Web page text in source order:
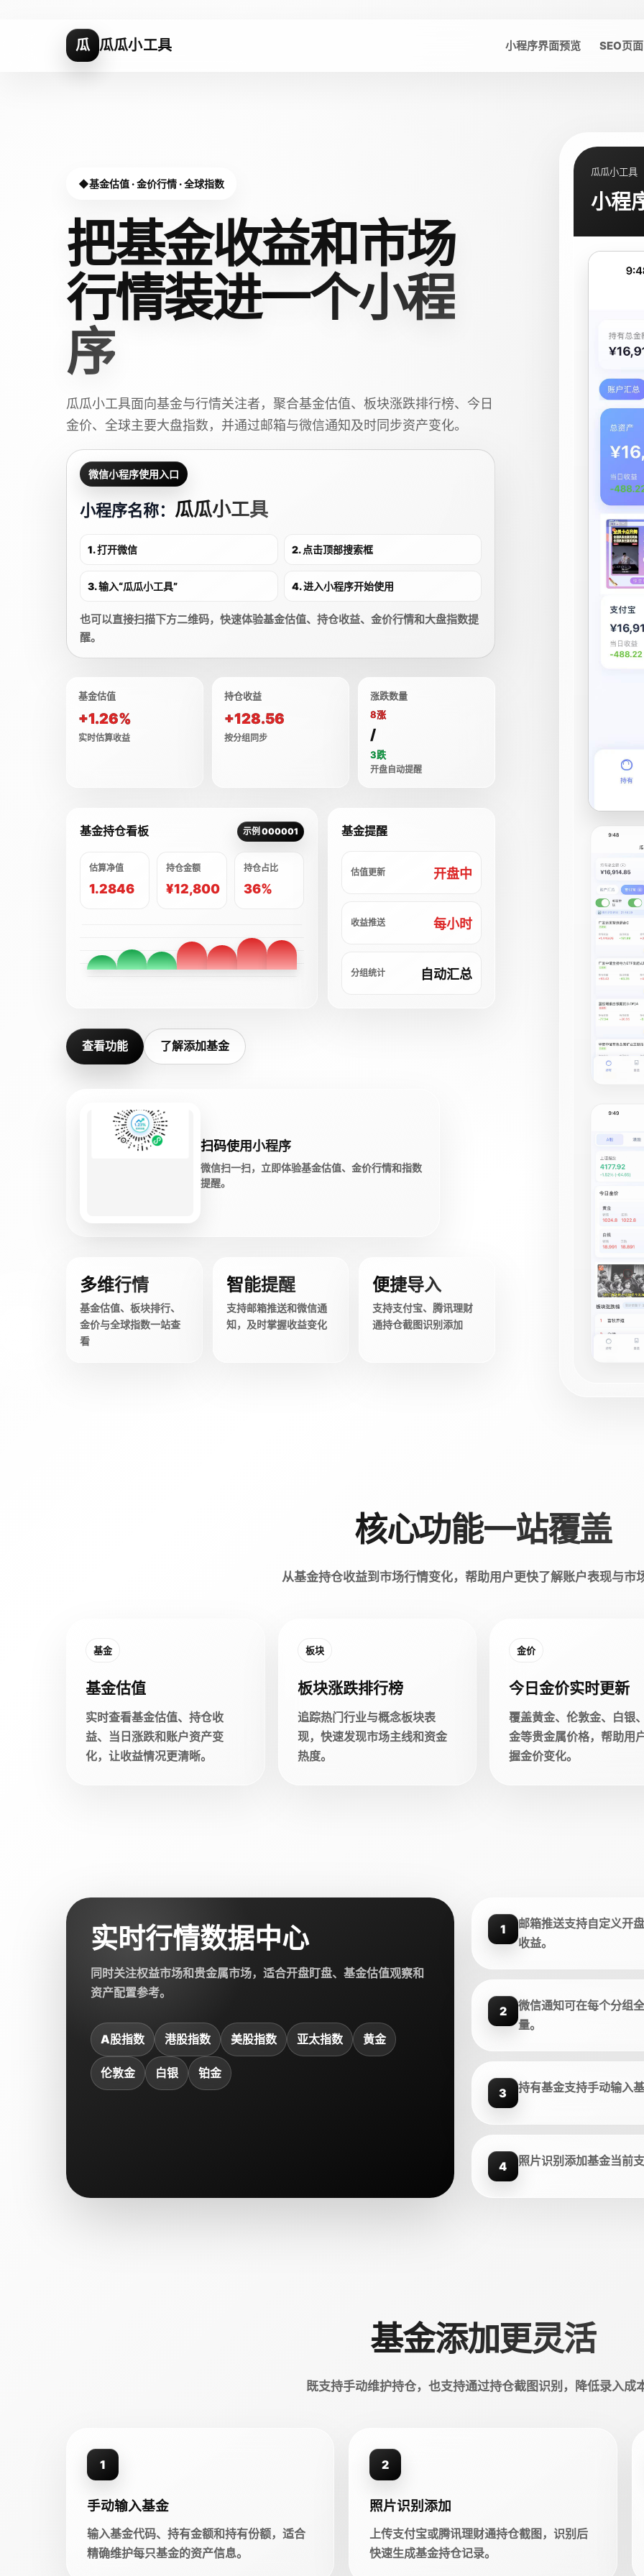
瓜 瓜瓜小工具 小程序界面预览 SEO页面
基金估值 · 金价行情 · 全球指数
把基金收益和市场
行情装进一个小程
序
瓜瓜小工具面向基金与行情关注者，聚合基金估值、板块涨跌排行榜、今日
金价、全球主要大盘指数，并通过邮箱与微信通知及时同步资产变化。
微信小程序使用入口
小程序名称： 瓜瓜小工具
1. 打开微信 2. 点击顶部搜索框
3. 输入“瓜瓜小工具” 4. 进入小程序开始使用
也可以直接扫描下方二维码，快速体验基金估值、持仓收益、金价行情和大盘指数提
醒。
基金估值
+1.26%
实时估算收益
持仓收益
+128.56
按分组同步
涨跌数量
8涨
/
3跌
开盘自动提醒
基金持仓看板 示例 000001
估算净值
1.2846
持仓金额
¥12,800
持仓占比
36%
基金提醒
估值更新 开盘中
收益推送 每小时
分组统计 自动汇总
查看功能 了解添加基金
扫码使用小程序
微信扫一扫，立即体验基金估值、金价行情和指数
提醒。
多维行情
基金估值、板块排行、
金价与全球指数一站查
看
智能提醒
支持邮箱推送和微信通
知，及时掌握收益变化
便捷导入
支持支付宝、腾讯理财
通持仓截图识别添加
瓜瓜小工具
小程
核心功能一站覆盖
从基金持仓收益到市场行情变化，帮助用户更快了解账户表现与市
基金
基金估值
实时查看基金估值、持仓收
益、当日涨跌和账户资产变
化，让收益情况更清晰。
板块
板块涨跌排行榜
追踪热门行业与概念板块表
现，快速发现市场主线和资金
热度。
金价
今日金价实时更新
覆盖黄金、伦敦金、白银
金等贵金属价格，帮助用
握金价变化。
实时行情数据中心
同时关注权益市场和贵金属市场，适合开盘盯盘、基金估值观察和
资产配置参考。
A股指数 港股指数 美股指数 亚太指数 黄金
伦敦金 白银 铂金
1
邮箱推送支持自定义开
收益。
2
微信通知可在每个分组
量。
3 持有基金支持手动输入
4 照片识别添加基金当前
基金添加更灵活
既支持手动维护持仓，也支持通过持仓截图识别，降低录入成
1
手动输入基金
输入基金代码、持有金额和持有份额，适合
精确维护每只基金的资产信息。
2
照片识别添加
上传支付宝或腾讯理财通持仓截图，识别后
快速生成基金持仓记录。